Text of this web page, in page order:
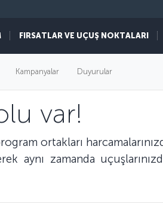
FIRSATLAR VE UÇUŞ NOKTALARI
Kampanyalar Duyurular
var!
ortakları
aynı zamanda